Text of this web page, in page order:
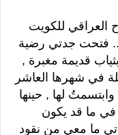
العراقي للكويت
.. فتحت جدتي رضية
قديمة مغبرة ,
في شهرها العاشر
لها , حينها
في ما قد يكون
ما معي من نقود